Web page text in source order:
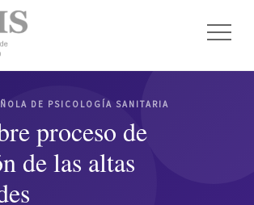
DE PSICOLOGÍA SANITARIA
proceso de
de las altas